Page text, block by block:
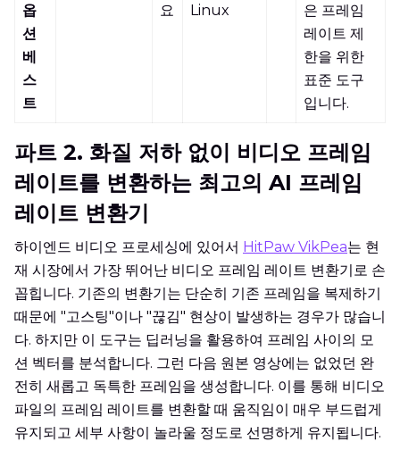
옵
션
베
스
트
요
Linux
은 프레임
레이트 제
한을 위한
표준 도구
입니다.
파트 2. 화질 저하 없이 비디오 프레임
레이트를 변환하는 최고의 AI 프레임
레이트 변환기
하이엔드 비디오 프로세싱에 있어서 HitPaw VikPea는 현
재 시장에서 가장 뛰어난 비디오 프레임 레이트 변환기로 손
꼽힙니다. 기존의 변환기는 단순히 기존 프레임을 복제하기
때문에 "고스팅"이나 "끊김" 현상이 발생하는 경우가 많습니
다. 하지만 이 도구는 딥러닝을 활용하여 프레임 사이의 모
션 벡터를 분석합니다. 그런 다음 원본 영상에는 없었던 완
전히 새롭고 독특한 프레임을 생성합니다. 이를 통해 비디오
파일의 프레임 레이트를 변환할 때 움직임이 매우 부드럽게
유지되고 세부 사항이 놀라울 정도로 선명하게 유지됩니다.